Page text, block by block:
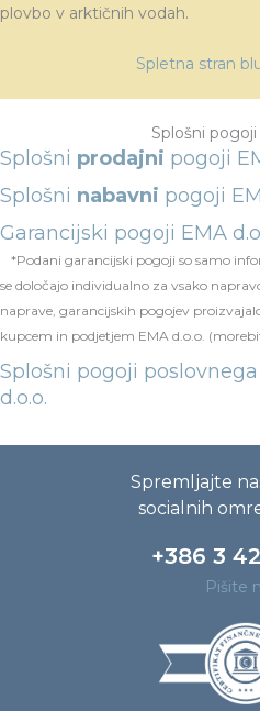
plovbo v arktičnih vodah.
Spletna stran
Splošni
Splošni prodajni pogoji
Splošni nabavni pogoji
Garancijski pogoji EMA
*Podani garancijski pogoji so samo
se določajo individualno za vsako
naprave, garancijskih pogojev
kupcem in podjetjem EMA d.o.o.
Splošni pogoji
d.o.o.
Spremljajte
socialnih
+386 3
Pišite